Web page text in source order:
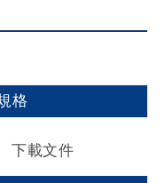
格
下載文件